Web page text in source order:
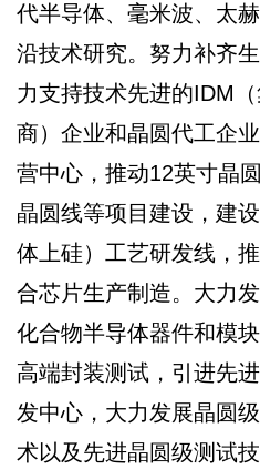
代半导体、毫米波、太
沿技术研究。努力补齐
力支持技术先进的IDM
商）企业和晶圆代工企
营中心，推动12英寸晶
晶圆线等项目建设，建
体上硅）工艺研发线，
合芯片生产制造。大力
化合物半导体器件和模
高端封装测试，引进先
发中心，大力发展晶圆
术以及先进晶圆级测试技